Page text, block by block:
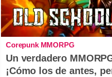
Corepunk MMORPG
Un verdadero
¡Cómo los de antes,